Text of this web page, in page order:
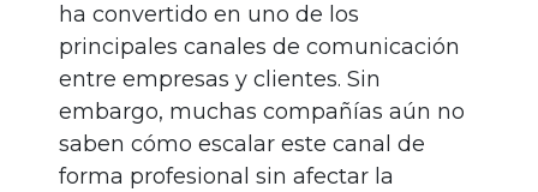
ha convertido en uno de los
principales canales de comunicación
entre empresas y clientes. Sin
embargo, muchas compañías aún no
saben cómo escalar este canal de
forma profesional sin afectar la